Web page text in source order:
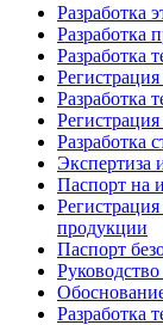
Разработка
Разработка
Разработка
Разработка
Разработка
Экспертиза
Паспорт на
продукции
Паспорт
Разработка